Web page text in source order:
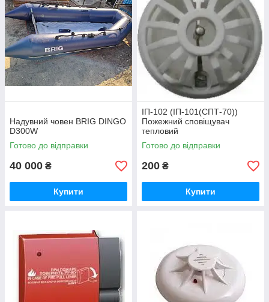
Надувний човен BRIG DINGO
D300W
Готово до відправки
40 000 ₴
Купити
ІП-102 (ІП-101(СПТ-70))
Пожежний сповіщувач
тепловий
Готово до відправки
200 ₴
Купити